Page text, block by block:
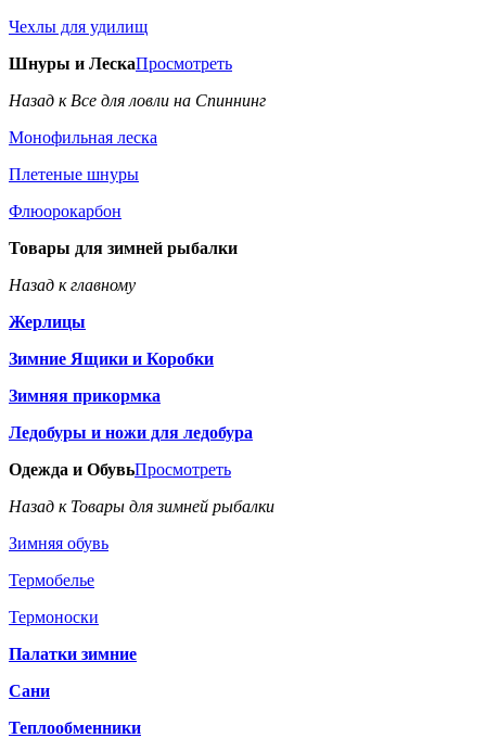
Чехлы для удилищ
Шнуры и ЛескаПросмотреть
Назад к Все для ловли на Спиннинг
Монофильная леска
Плетеные шнуры
Флюорокарбон
Товары для зимней рыбалки
Назад к главному
Жерлицы
Зимние Ящики и Коробки
Зимняя прикормка
Ледобуры и ножи для ледобура
Одежда и ОбувьПросмотреть
Назад к Товары для зимней рыбалки
Зимняя обувь
Термобелье
Термоноски
Палатки зимние
Сани
Теплообменники